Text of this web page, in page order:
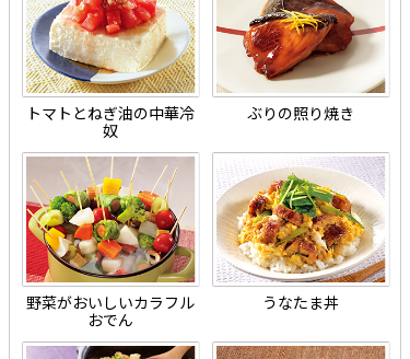
トマトとねぎ油の中華冷
奴
ぶりの照り焼き
野菜がおいしいカラフル
おでん
うなたま丼